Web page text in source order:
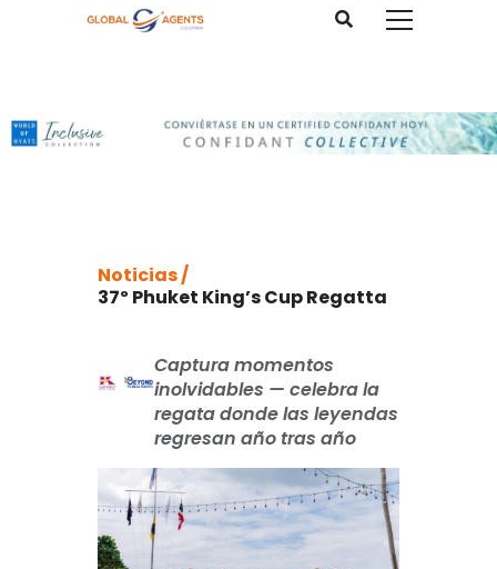
Noticias /
37º Phuket King’s Cup Regatta
Captura momentos
inolvidables — celebra la
regata donde las leyendas
regresan año tras año